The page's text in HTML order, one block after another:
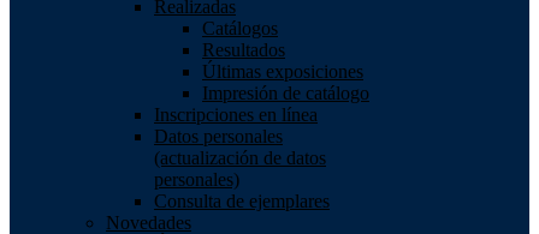
Realizadas
Catálogos
Resultados
Últimas exposiciones
Impresión de catálogo
Inscripciones en línea
Datos personales
(actualización de datos
personales)
Consulta de ejemplares
Novedades